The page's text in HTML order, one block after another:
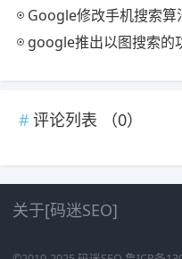
Google修改手机搜索算
google推出以图搜索的
评论列表 （0）
关于[码迷SEO]